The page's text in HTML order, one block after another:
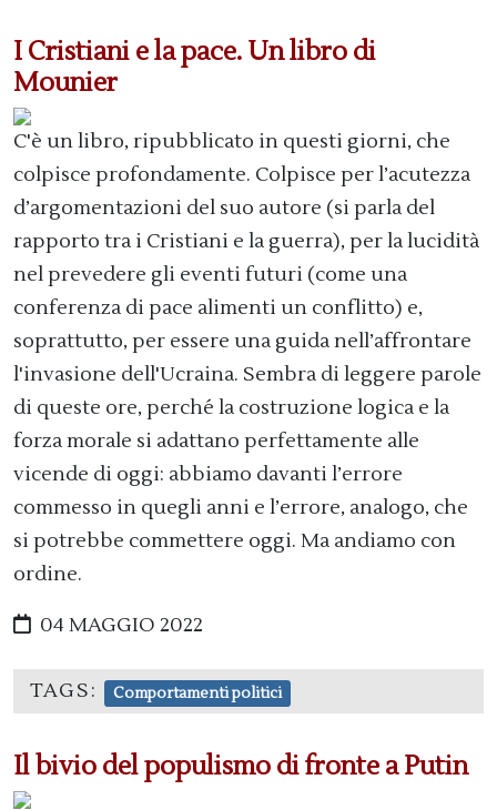
I Cristiani e la pace. Un libro di
Mounier
C'è un libro, ripubblicato in questi giorni, che
colpisce profondamente. Colpisce per l’acutezza
d’argomentazioni del suo autore (si parla del
rapporto tra i Cristiani e la guerra), per la lucidità
nel prevedere gli eventi futuri (come una
conferenza di pace alimenti un conflitto) e,
soprattutto, per essere una guida nell’affrontare
l'invasione dell'Ucraina. Sembra di leggere parole
di queste ore, perché la costruzione logica e la
forza morale si adattano perfettamente alle
vicende di oggi: abbiamo davanti l’errore
commesso in quegli anni e l’errore, analogo, che
si potrebbe commettere oggi. Ma andiamo con
ordine.
04 MAGGIO 2022
TAGS: Comportamenti politici
Il bivio del populismo di fronte a Putin